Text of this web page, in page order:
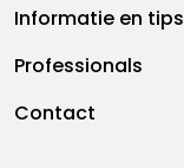
Informatie en tips
Professionals
Contact